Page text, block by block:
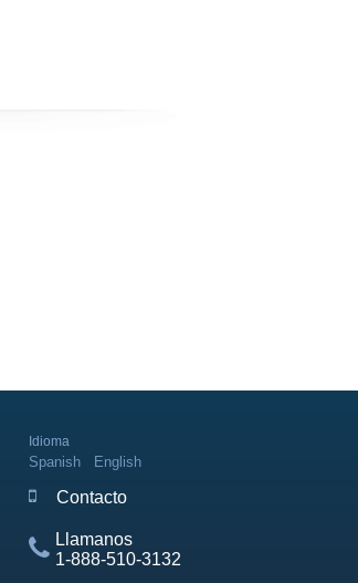
Idioma
Spanish English
Contacto
Llamanos
1-888-510-3132